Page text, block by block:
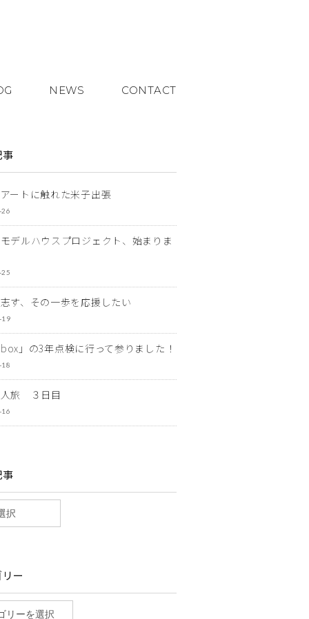
NEWS CONTACT
ートに触れた米子出張
デルハウスプロジェクト、始まりま
す、その一歩を応援したい
19
」の3年点検に行って参りました！
旅 ３日目
ー